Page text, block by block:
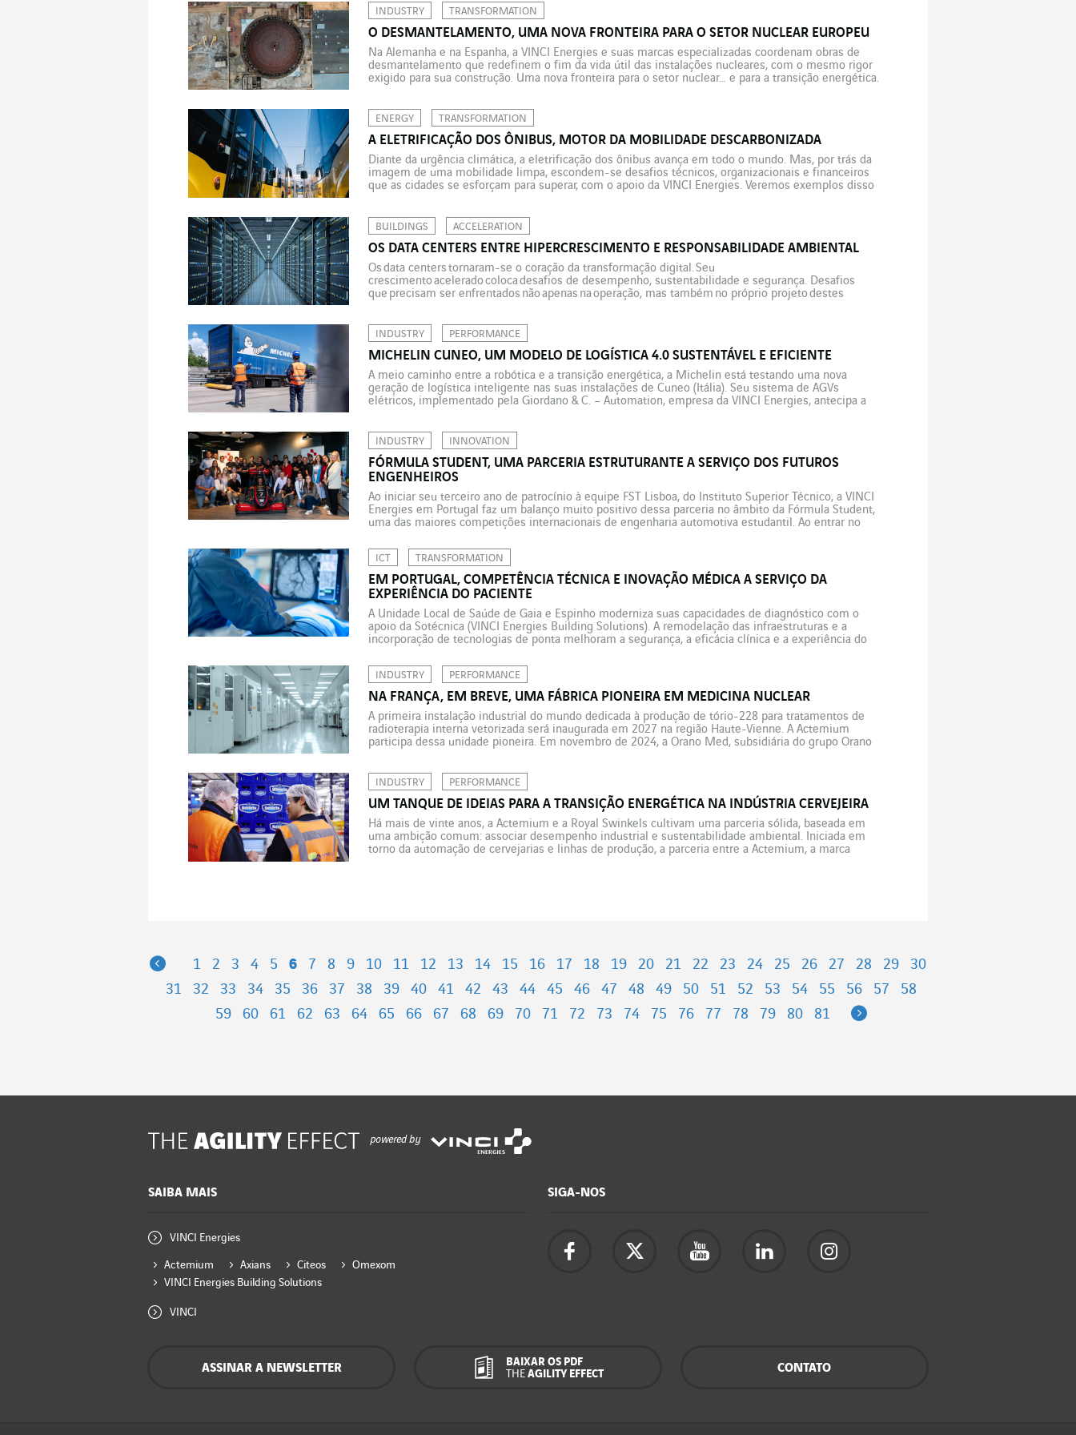
INDUSTRY TRANSFORMATION
O DESMANTELAMENTO, UMA NOVA FRONTEIRA PARA O SETOR NUCLEAR EUROPEU
Na Alemanha e na Espanha, a VINCI Energies e suas marcas especializadas coordenam obras de
desmantelamento que redefinem o fim da vida útil das instalações nucleares, com o mesmo rigor
exigido para sua construção. Uma nova fronteira para o setor nuclear… e para a transição energética.
ENERGY TRANSFORMATION
A ELETRIFICAÇÃO DOS ÔNIBUS, MOTOR DA MOBILIDADE DESCARBONIZADA
Diante da urgência climática, a eletrificação dos ônibus avança em todo o mundo. Mas, por trás da
imagem de uma mobilidade limpa, escondem-se desafios técnicos, organizacionais e financeiros
que as cidades se esforçam para superar, com o apoio da VINCI Energies. Veremos exemplos disso
BUILDINGS ACCELERATION
OS DATA CENTERS ENTRE HIPERCRESCIMENTO E RESPONSABILIDADE AMBIENTAL
Os data centers tornaram-se o coração da transformação digital. Seu
crescimento acelerado coloca desafios de desempenho, sustentabilidade e segurança. Desafios
que precisam ser enfrentados não apenas na operação, mas também no próprio projeto destes
de soberania digital ampliaram de forma significativa a demanda por infraestruturas tecnológicas. No
centro desse movimento estão os data centers, […]
INDUSTRY PERFORMANCE
MICHELIN CUNEO, UM MODELO DE LOGÍSTICA 4.0 SUSTENTÁVEL E EFICIENTE
A meio caminho entre a robótica e a transição energética, a Michelin está testando uma nova
geração de logística inteligente nas suas instalações de Cuneo (Itália). Seu sistema de AGVs
elétricos, implementado pela Giordano & C. – Automation, empresa da VINCI Energies, antecipa a
INDUSTRY INNOVATION
FÓRMULA STUDENT, UMA PARCERIA ESTRUTURANTE A SERVIÇO DOS FUTUROS
ENGENHEIROS
Ao iniciar seu terceiro ano de patrocínio à equipe FST Lisboa, do Instituto Superior Técnico, a VINCI
Energies em Portugal faz um balanço muito positivo dessa parceria no âmbito da Fórmula Student,
uma das maiores competições internacionais de engenharia automotiva estudantil. Ao entrar no
ICT TRANSFORMATION
EM PORTUGAL, COMPETÊNCIA TÉCNICA E INOVAÇÃO MÉDICA A SERVIÇO DA
EXPERIÊNCIA DO PACIENTE
A Unidade Local de Saúde de Gaia e Espinho moderniza suas capacidades de diagnóstico com o
apoio da Sotécnica (VINCI Energies Building Solutions). A remodelação das infraestruturas e a
incorporação de tecnologias de ponta melhoram a segurança, a eficácia clínica e a experiência do
INDUSTRY PERFORMANCE
NA FRANÇA, EM BREVE, UMA FÁBRICA PIONEIRA EM MEDICINA NUCLEAR
A primeira instalação industrial do mundo dedicada à produção de tório-228 para tratamentos de
radioterapia interna vetorizada será inaugurada em 2027 na região Haute-Vienne. A Actemium
participa dessa unidade pioneira. Em novembro de 2024, a Orano Med, subsidiária do grupo Orano
INDUSTRY PERFORMANCE
UM TANQUE DE IDEIAS PARA A TRANSIÇÃO ENERGÉTICA NA INDÚSTRIA CERVEJEIRA
Há mais de vinte anos, a Actemium e a Royal Swinkels cultivam uma parceria sólida, baseada em
uma ambição comum: associar desempenho industrial e sustentabilidade ambiental. Iniciada em
torno da automação de cervejarias e linhas de produção, a parceria entre a Actemium, a marca
Previous
1 2 3 4 5 6 7 8 9 10 11 12 13 14 15 16 17 18 19 20 21 22 23 24 25 26 27 28 29
30
31
32 33 34 35 36 37 38 39 40 41 42 43 44 45 46 47 48 49 50 51 52 53 54 55 56 57
58
59
60 61 62 63 64 65 66 67 68 69 70 71 72 73 74 75 76 77 78 79 80 81 Next
powered by
SAIBA MAIS
VINCI Energies
Actemium Axians Citeos
Omexom
VINCI Energies Building Solutions
VINCI
SIGA-NOS
ASSINAR A NEWSLETTER
BAIXAR OS PDF
THEAGILITY EFFECT CONTATO